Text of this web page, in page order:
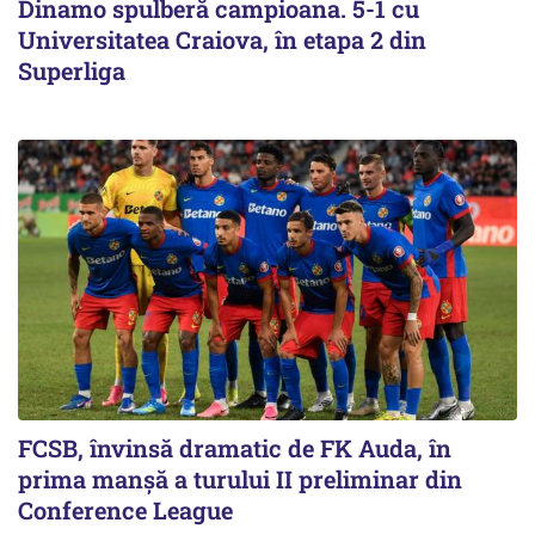
Dinamo spulberă campioana. 5-1 cu
Universitatea Craiova, în etapa 2 din
Superliga
FCSB, învinsă dramatic de FK Auda, în
prima manșă a turului II preliminar din
Conference League